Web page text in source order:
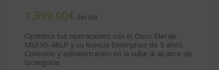
€
Optimiza tus operaciones con el Cisco Meraki
MS350-48LP y su licencia Enterprise de 5 años.
Conexión y administración en la nube al alcance de
tu negocio.